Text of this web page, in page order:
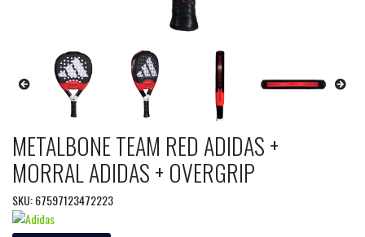
METALBONE TEAM RED ADIDAS +
MORRAL ADIDAS + OVERGRIP
SKU: 67597123472223